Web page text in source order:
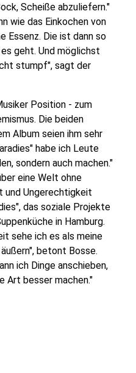
Scheiße abzuliefern."
wie das Einkochen von
Essenz. Die ist dann so
geht. Und möglichst
stumpf", sagt der
Position - zum
Die beiden
Album seien ihm sehr
habe ich Leute
sondern auch machen."
eine Welt ohne
und Ungerechtigkeit
das soziale Projekte
in Hamburg.
sehe ich es als meine
betont Bosse.
ich Dinge anschieben,
Art besser machen."